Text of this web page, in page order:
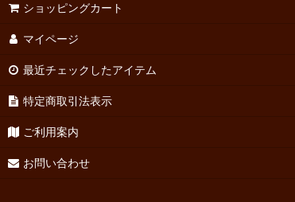
ショッピングカート
マイページ
最近チェックしたアイテム
特定商取引法表示
ご利用案内
お問い合わせ